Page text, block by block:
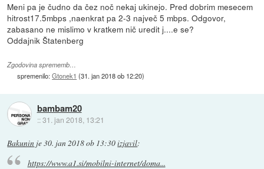
Meni pa je čudno da čez noč nekaj ukinejo. Pred dobrim mesecem
hitrost17.5mbps ,naenkrat pa 2-3 največ 5 mbps. Odgovor,
zabasano ne mislimo v kratkem nič uredit j....e se?
Oddajnik Štatenberg
Zgodovina sprememb…
spremenilo:Gtonek1 (31. jan 2018 ob 12:20)
bambam20
::31. jan 2018, 13:21
Bakunin je30. jan 2018 ob 13:30izjavil:
https://www.a1.si/mobilni-internet/doma...